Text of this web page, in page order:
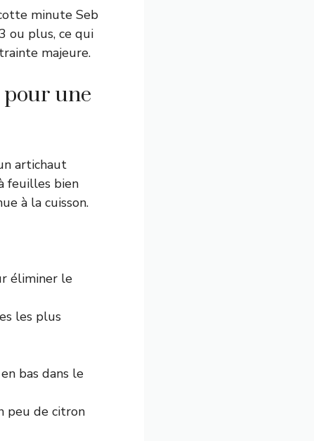
minute Seb
ou plus, ce qui
majeure.
une
artichaut
feuilles bien
à la cuisson.
éliminer le
les plus
bas dans le
peu de citron